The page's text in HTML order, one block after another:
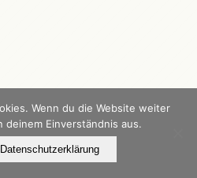
Wenn du die Website weiter
Einverständnis aus.
Datenschutzerklärung